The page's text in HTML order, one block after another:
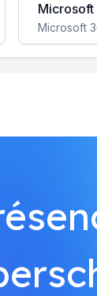
Microsoft